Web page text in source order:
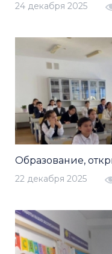
24 декабря 2025
Образование,
22 декабря 2025